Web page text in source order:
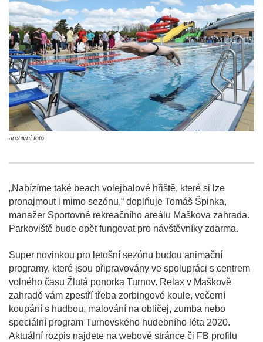
archivní foto
„Nabízíme také beach volejbalové hřiště, které si lze
pronajmout i mimo sezónu,“ doplňuje Tomáš Špinka,
manažer Sportovně rekreačního areálu Maškova zahrada.
Parkoviště bude opět fungovat pro návštěvníky zdarma.
Super novinkou pro letošní sezónu budou animační
programy, které jsou připravovány ve spolupráci s centrem
volného času Žlutá ponorka Turnov. Relax v Maškově
zahradě vám zpestří třeba zorbingové koule, večerní
koupání s hudbou, malování na obličej, zumba nebo
speciální program Turnovského hudebního léta 2020.
Aktuální rozpis najdete na webové stránce či FB profilu